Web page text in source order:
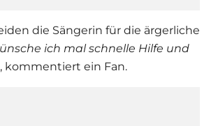
die Sängerin für die ärgerliche
ich mal schnelle Hilfe und
kommentiert ein Fan.